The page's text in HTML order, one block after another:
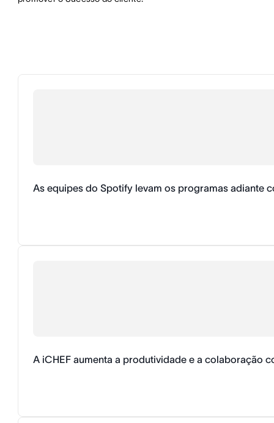
As equipes do Spotify levam os programas adiante
A iCHEF aumenta a produtividade e a colaboração